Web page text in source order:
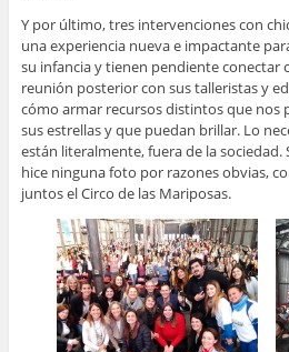
Y por último, tres intervenciones con
una experiencia nueva e impactante
su infancia y tienen pendiente conectar
reunión posterior con sus talleristas y
cómo armar recursos distintos que nos
sus estrellas y que puedan brillar. Lo
están literalmente, fuera de la sociedad.
hice ninguna foto por razones obvias,
juntos el Circo de las Mariposas.